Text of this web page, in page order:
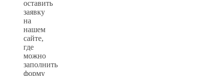
оставить
заявку
на
нашем
сайте,
где
можно
заполнить
форму